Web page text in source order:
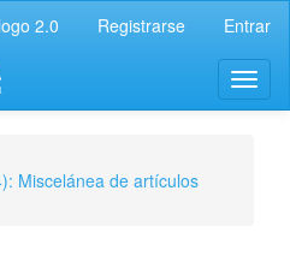
2.0 Registrarse Entrar
Miscelánea de artículos